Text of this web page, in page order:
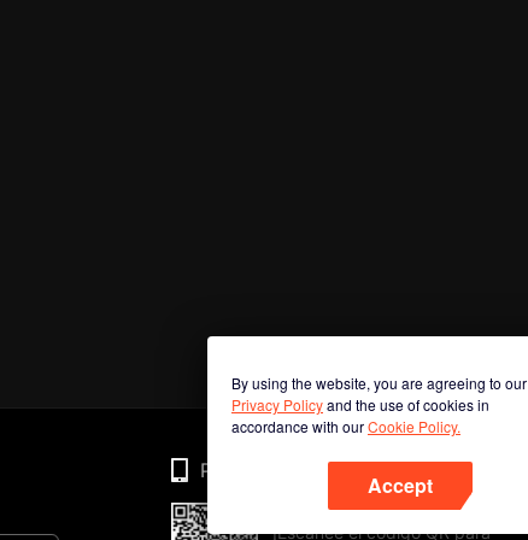
By using the website, you are agreeing to our
Privacy Policyand the use of cookies in
accordance with ourCookie Policy.
Accept
Phone
¡Escanee el código QR para